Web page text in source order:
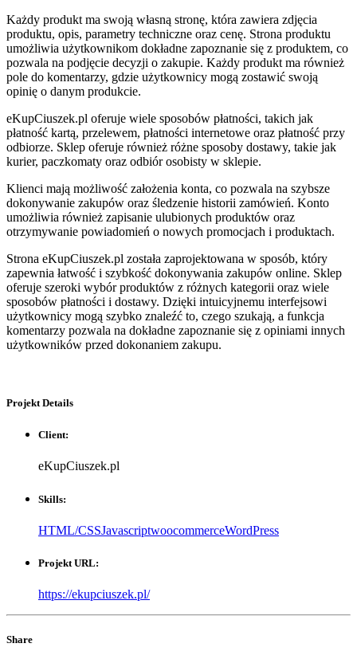
Każdy produkt ma swoją własną stronę, która zawiera zdjęcia
produktu, opis, parametry techniczne oraz cenę. Strona produktu
umożliwia użytkownikom dokładne zapoznanie się z produktem, co
pozwala na podjęcie decyzji o zakupie. Każdy produkt ma również
pole do komentarzy, gdzie użytkownicy mogą zostawić swoją
opinię o danym produkcie.
eKupCiuszek.pl oferuje wiele sposobów płatności, takich jak
płatność kartą, przelewem, płatności internetowe oraz płatność przy
odbiorze. Sklep oferuje również różne sposoby dostawy, takie jak
kurier, paczkomaty oraz odbiór osobisty w sklepie.
Klienci mają możliwość założenia konta, co pozwala na szybsze
dokonywanie zakupów oraz śledzenie historii zamówień. Konto
umożliwia również zapisanie ulubionych produktów oraz
otrzymywanie powiadomień o nowych promocjach i produktach.
Strona eKupCiuszek.pl została zaprojektowana w sposób, który
zapewnia łatwość i szybkość dokonywania zakupów online. Sklep
oferuje szeroki wybór produktów z różnych kategorii oraz wiele
sposobów płatności i dostawy. Dzięki intuicyjnemu interfejsowi
użytkownicy mogą szybko znaleźć to, czego szukają, a funkcja
komentarzy pozwala na dokładne zapoznanie się z opiniami innych
użytkowników przed dokonaniem zakupu.
ProjektDetails
Client:
eKupCiuszek.pl
Skills:
HTML/CSSJavascriptwoocommerceWordPress
Projekt URL:
https://ekupciuszek.pl/
Share